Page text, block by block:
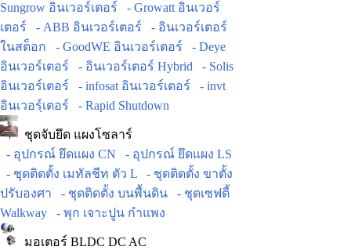
Sungrow อินเวอร์เตอร์
- Growatt อินเวอร์
เตอร์
- ABB อินเวอร์เตอร์
- อินเวอร์เตอร์
ในสต็อก
- GoodWE อินเวอร์เตอร์
- Deye
อินเวอร์เตอร์
- อินเวอร์เตอร์ Hybrid
- Solis
อินเวอร์เตอร์
- infosat อินเวอร์เตอร์
- invt
อินเวอร์ฺเตอร์
- Rapid Shutdown
ชุดจับยึด แผงโซลาร์
- อุปกรณ์ ยึดแผง CN
- อุปกรณ์ ยึดแผง LS
- ชุดติดตั้ง เมทัลชีท ตัว L
- ชุดติดตั้ง ขาตั้ง
ปรับองศา
- ชุดติดตั้ง บนพื้นดิน
- ชุดเซฟตี้
Walkway
- พุก เจาะปูน กำแพง
มอเตอร์ BLDC DC AC